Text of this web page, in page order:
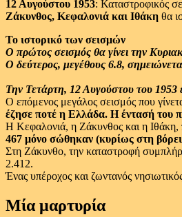
12 Αυγούστου 1953: Καταστροφικός
Ζάκυνθος, Κεφαλονιά και Ιθάκη θα
Το ιστορικό των σεισμών
Ο πρώτος σεισμός θα γίνει την
Ο δεύτερος, μεγέθους 6.8,
Την Τετάρτη, 12 Αυγούστου του 1953
Ο επόμενος μεγάλος σεισμός που
έζησε ποτέ η Ελλάδα. Η έντασή του
Η Κεφαλονιά, η Ζάκυνθος και η Ιθάκη,
467 μόνο σώθηκαν (κυρίως στη
Στη Ζάκυνθο, την καταστροφή
2.412.
Ένας υπέροχος και ζωντανός
Μία μαρτυρία